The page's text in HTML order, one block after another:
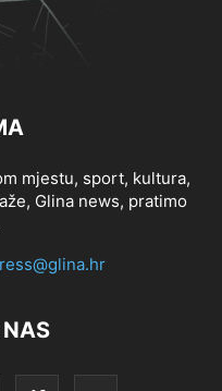
mjestu, sport, kultura,
Glina news, pratimo
NAS